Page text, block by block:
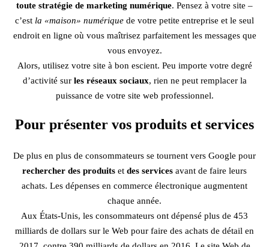
toute stratégie de marketing numérique. Pensez à votre site –
c’est la «maison» numérique de votre petite entreprise et le seul
endroit en ligne où vous maîtrisez parfaitement les messages que
vous envoyez.
Alors, utilisez votre site à bon escient. Peu importe votre degré
d’activité sur les réseaux sociaux, rien ne peut remplacer la
puissance de votre site web professionnel.
Pour présenter vos produits et services
De plus en plus de consommateurs se tournent vers Google pour
rechercher des produits et des services avant de faire leurs
achats. Les dépenses en commerce électronique augmentent
chaque année.
Aux États-Unis, les consommateurs ont dépensé plus de 453
milliards de dollars sur le Web pour faire des achats de détail en